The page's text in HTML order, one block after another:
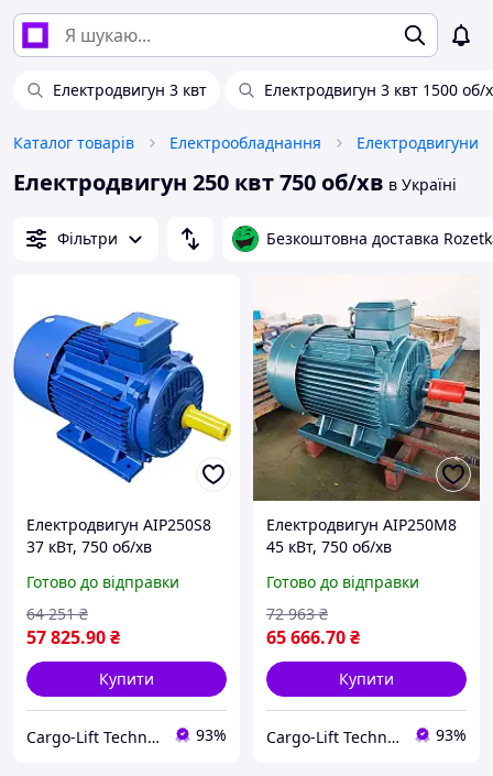
Електродвигун 3 квт Електродвигун 3 квт 1500 об/
Каталог товарів Електрообладнання Електродвигуни
Електродвигун 250 квт 750 об/хв в Україні
Фільтри Безкоштовна доставка
Електродвигун АІР250S8
37 кВт, 750 об/хв
Готово до відправки
57 825.90₴
64 251 ₴
Купити
Cargo-Lift Technologies | Вантажопіднімальне обладнання 93%
Електродвигун АІР250М8
45 кВт, 750 об/хв
Готово до відправки
65 666.70₴
72 963 ₴
Купити
Cargo-Lift Technologies | Вантажопіднімальне обладнання 93%